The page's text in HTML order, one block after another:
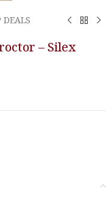
DEALS
– Silex